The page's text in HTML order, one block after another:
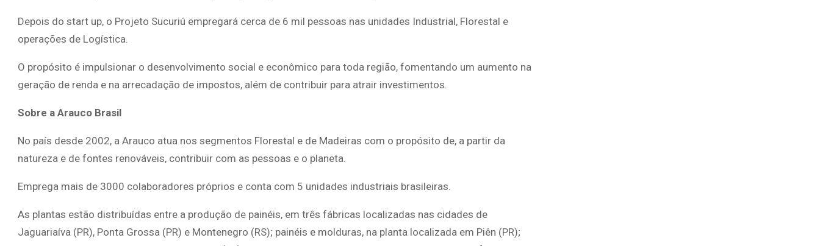
Depois do start up, o Projeto Sucuriú empregará cerca de 6 mil pessoas nas unidades Industrial, Florestal e
operações de Logística.
O propósito é impulsionar o desenvolvimento social e econômico para toda região, fomentando um aumento na
geração de renda e na arrecadação de impostos, além de contribuir para atrair investimentos.
Sobre a Arauco Brasil
No país desde 2002, a Arauco atua nos segmentos Florestal e de Madeiras com o propósito de, a partir da
natureza e de fontes renováveis, contribuir com as pessoas e o planeta.
Emprega mais de 3000 colaboradores próprios e conta com 5 unidades industriais brasileiras.
As plantas estão distribuídas entre a produção de painéis, em três fábricas localizadas nas cidades de
Jaguariaíva (PR), Ponta Grossa (PR) e Montenegro (RS); painéis e molduras, na planta localizada em Piên (PR);